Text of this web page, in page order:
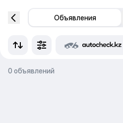
Объявления
0 объявлений